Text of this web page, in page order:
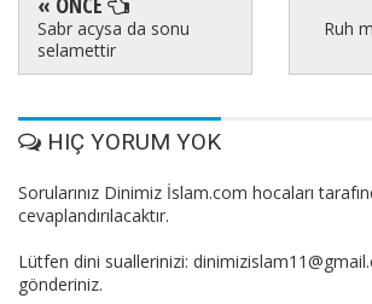
Sabr acysa da sonu
selamettir
Ruh
HIÇ YORUM YOK
Sorularınız Dinimiz İslam.com hocaları
cevaplandırılacaktır.
Lütfen dini suallerinizi:
gönderiniz.